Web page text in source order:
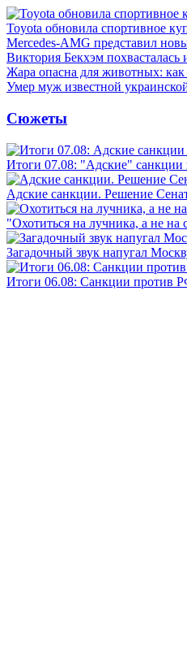
Toyota обновила спортивное
Mercedes-AMG представил
Виктория Бекхэм похвасталась
Жара опасна для животных: как
Умер муж известной
Сюжеты
Итоги 07.08: "Адские" санкции
Адские санкции. Решение
"Охотиться на лучника, а не на
Загадочный звук напугал
Итоги 06.08: Санкции против